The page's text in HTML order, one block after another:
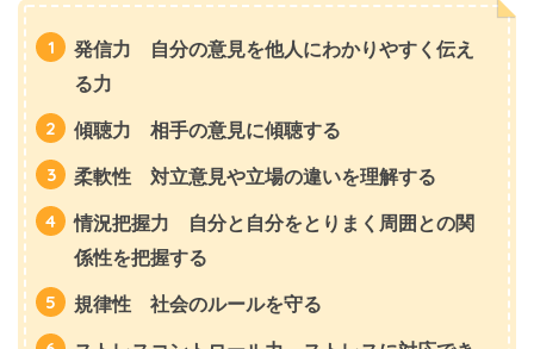
発信力 自分の意見を他人にわかりやすく伝え
る力
傾聴力 相手の意見に傾聴する
柔軟性 対立意見や立場の違いを理解する
情況把握力 自分と自分をとりまく周囲との関
係性を把握する
規律性 社会のルールを守る